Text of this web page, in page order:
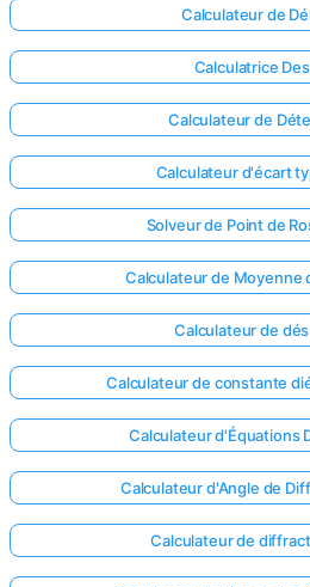
Calculateur de
Calculatrice
Calculateur de
Calculateur d'écart
Solveur de Point de
Calculateur de Moyenne
Calculateur de
Calculateur de constante
Calculateur d'Équations
Calculateur d'Angle de
Calculateur de